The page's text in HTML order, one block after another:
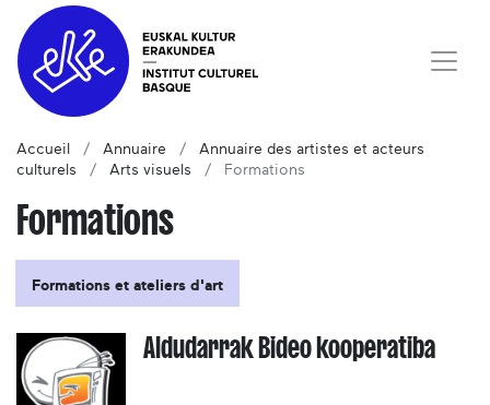
Accueil Annuaire
Annuaire des artistes et acteurs
culturels
Arts visuels Formations
Formations
Formations et ateliers d'art
Aldudarrak Bideo kooperatiba